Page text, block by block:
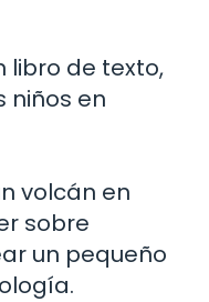
libro de texto,
niños en
volcán en
sobre
un pequeño